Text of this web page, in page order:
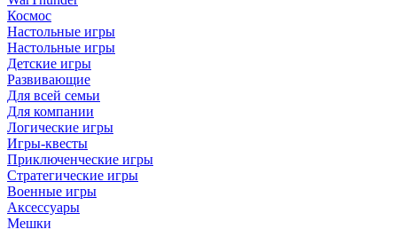
Космос
Настольные игры
Настольные игры
Детские игры
Развивающие
Для всей семьи
Для компании
Логические игры
Игры-квесты
Приключенческие игры
Стратегические игры
Военные игры
Аксессуары
Мешки